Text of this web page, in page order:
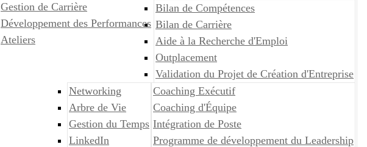
Gestion de Carrière
Bilan de Compétences
Bilan de Carrière
Aide à la Recherche d'Emploi
Outplacement
Validation du Projet de Création d'Entreprise
Développement des Performances
Coaching Exécutif
Coaching d'Équipe
Intégration de Poste
Programme de développement du Leadership
Ateliers
Networking
Arbre de Vie
Gestion du Temps
LinkedIn